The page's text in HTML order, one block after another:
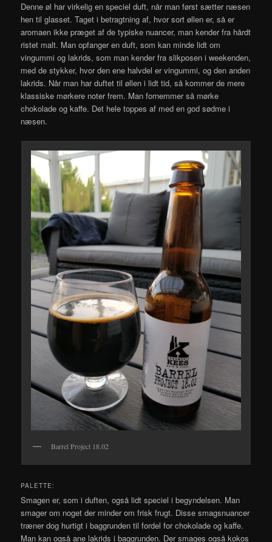
Denne øl har virkelig en speciel duft, når man først sætter næsen
hen til glasset. Taget i betragtning af, hvor sort øllen er, så er
aromaen ikke præget af de typiske nuancer, man kender fra hårdt
ristet malt. Man opfanger en duft, som kan minde lidt om
vingummi og lakrids, som man kender fra slikposen i weekenden,
med de stykker, hvor den ene halvdel er vingummi, og den anden
lakrids. Når man har duftet til øllen i lidt tid, så kommer de mere
klassiske mørkere noter frem. Man fornemmer så mørke
chokolade og kaffe. Det hele toppes af med en god sødme i
næsen.
Barrel Project 18.02
PALETTE:
Smagen er, som i duften, også lidt speciel i begyndelsen. Man
smager om noget der minder om frisk frugt. Disse smagsnuancer
træner dog hurtigt i baggrunden til fordel for chokolade og kaffe.
Man kan også ane lakrids i baggrunden. Der smages også kokos